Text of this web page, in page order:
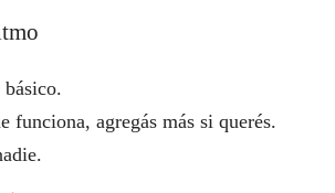
funciona, agregás más si querés.